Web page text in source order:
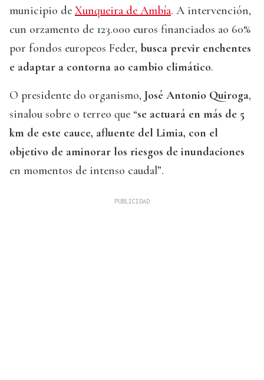
municipio de Xunqueira de Ambía. A intervención,
cun orzamento de 123.000 euros financiados ao 60%
por fondos europeos Feder, busca previr enchentes
e adaptar a contorna ao cambio climático.
O presidente do organismo, José Antonio Quiroga,
sinalou sobre o terreo que “se actuará en más de 5
km de este cauce, afluente del Limia, con el
objetivo de aminorar los riesgos de inundaciones
en momentos de intenso caudal”.